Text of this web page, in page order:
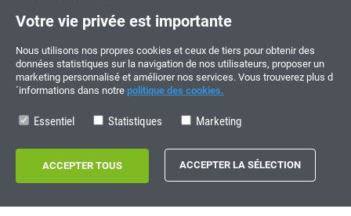
Avis juridique
Politique de confidentialité
COMMANDES ET QUESTIONS
+34 910 600 459
HORAIRES D’ÉTÉ
Du lundi au vendredi: 10:00 - 14:00
Suivez-nous !
Votre vie privée est importante
Nous utilisons nos propres cookies et ceux de tiers pour obtenir des
données statistiques sur la navigation de nos utilisateurs, proposer un
marketing personnalisé et améliorer nos services. Vous trouverez plus d
´informations dans notre politique des cookies.
Essentiel Statistiques Marketing